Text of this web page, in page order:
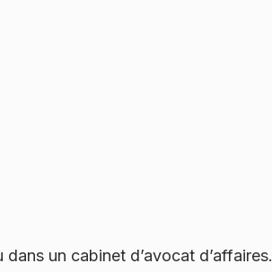
un cabinet d’avocat d’affaires.